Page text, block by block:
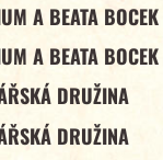
A BEATA BOCEK
A BEATA BOCEK
DRUŽINA
DRUŽINA